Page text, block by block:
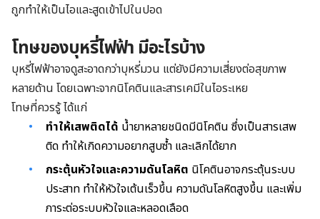
ถูกทำให้เป็นไอและสูดเข้าไปในปอด
โทษของบุหรี่ไฟฟ้า มีอะไรบ้าง
บุหรี่ไฟฟ้าอาจดูสะอาดกว่าบุหรี่มวน แต่ยังมีความเสี่ยงต่อสุขภาพ
หลายด้าน โดยเฉพาะจากนิโคตินและสารเคมีในไอระเหย
โทษที่ควรรู้ ได้แก่
ทำให้เสพติดได้ น้ำยาหลายชนิดมีนิโคติน ซึ่งเป็นสารเสพ
ติด ทำให้เกิดความอยากสูบซ้ำ และเลิกได้ยาก
กระตุ้นหัวใจและความดันโลหิต นิโคตินอาจกระตุ้นระบบ
ประสาท ทำให้หัวใจเต้นเร็วขึ้น ความดันโลหิตสูงขึ้น และเพิ่ม
ภาระต่อระบบหัวใจและหลอดเลือด